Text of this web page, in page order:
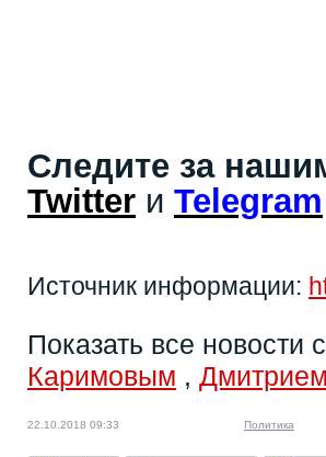
Следите за
Twitter и Telegram
Источник информации:
Показать все новости
Каримовым ,
22.10.2018 09:33 Политика